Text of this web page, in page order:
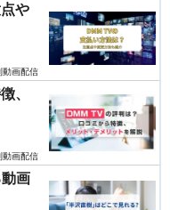
や
動画配信
、
動画配信
画